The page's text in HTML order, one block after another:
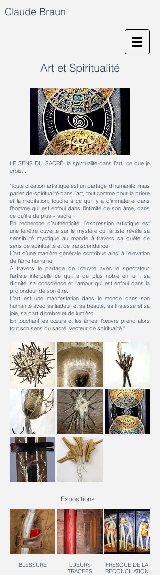
Claude Braun
Art et Spiritualité
LE SENS DU SACRÉ, la spiritualité dans l’art, ce que je
crois...
"Toute création artistique est un partage d’humanité, mais
parler de spiritualité dans l’art, tout comme pour la prière
et la méditation, touche à ce qu’il y a d’immatériel dans
l’homme qui est enfoui dans l’intimité de son âme, dans
ce qu’il a de plus « sacré »
En recherche d’authenticité, l’expression artistique est
une fenêtre ouverte sur le mystère où l'artiste révèle sa
sensibilité mystique au monde à travers sa quête de
sens de spiritualité et de transcendance.
L’art d’une manière générale contribue ainsi à l'élévation
de l'âme humaine.
A travers le partage de l’œuvre avec le spectateur,
l’artiste interpelle ce qu’il a de plus noble en lui : sa
dignité, sa conscience et l’amour qui est enfoui dans la
profondeur de son être.
L'art est une manifestation dans le monde dans son
humanité avec sa laideur et sa beauté, sa tristesse et sa
joie, sa part d'ombre et de lumière.
En touchant les cœurs et les âmes, l’œuvre prend alors
tout son sens du sacré, vecteur de spiritualité."
Le tribut
Le nouveau-
né
La promise
La promise
Au centre le
cœur
Saul
Expositions
BLESSURE
LUEURS
TRACEES
FRESQUE DE LA
RECONCILATION